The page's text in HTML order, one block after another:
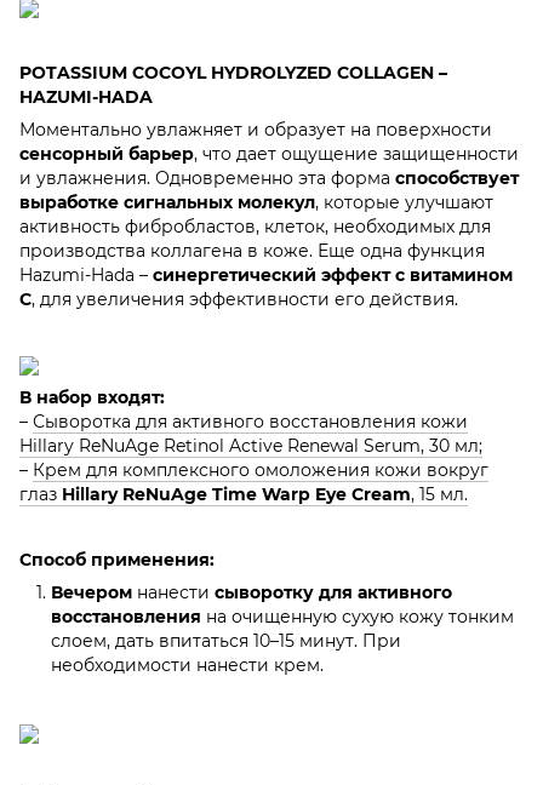
POTASSIUM COCOYL HYDROLYZED COLLAGEN –
HAZUMI-HADA
Моментально увлажняет и образует на поверхности
сенсорный барьер, что дает ощущение защищенности
и увлажнения. Одновременно эта форма способствует
выработке сигнальных молекул, которые улучшают
активность фибробластов, клеток, необходимых для
производства коллагена в коже. Еще одна функция
Hazumi-Hada – синергетический эффект с витамином
С, для увеличения эффективности его действия.
В набор входят:
– Сыворотка для активного восстановления кожи
Hillary ReNuAge Retinol Active Renewal Serum, 30 мл;
– Крем для комплексного омоложения кожи вокруг
глаз Hillary ReNuAge Time Warp Eye Cream, 15 мл.
Способ применения:
Вечером нанести сыворотку для активного
восстановления на очищенную сухую кожу тонким
слоем, дать впитаться 10–15 минут. При
необходимости нанести крем.